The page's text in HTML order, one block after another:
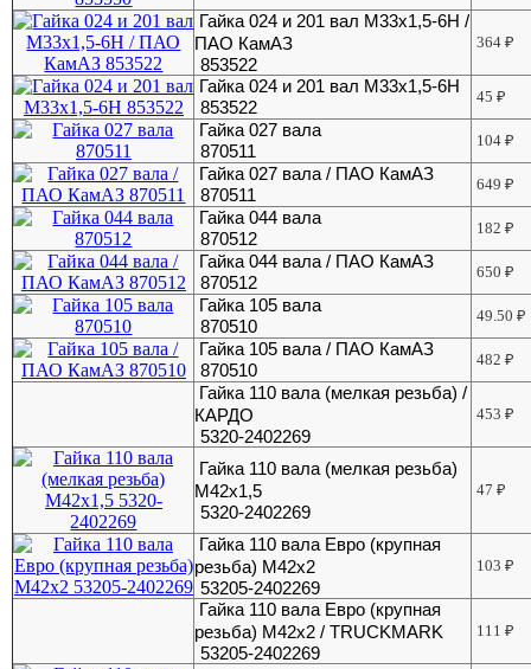
Гайка 024 и 201 вал М33х1,5-6Н /
ПАО КамАЗ
853522
364₽
Гайка 024 и 201 вал М33х1,5-6Н
853522
45₽
Гайка 027 вала
870511
104₽
Гайка 027 вала / ПАО КамАЗ
870511
649₽
Гайка 044 вала
870512
182₽
Гайка 044 вала / ПАО КамАЗ
870512
650₽
Гайка 105 вала
870510
49.50₽
Гайка 105 вала / ПАО КамАЗ
870510
482₽
Гайка 110 вала (мелкая резьба) /
КАРДО
5320-2402269
453₽
Гайка 110 вала (мелкая резьба)
М42х1,5
5320-2402269
47₽
Гайка 110 вала Евро (крупная
резьба) М42х2
53205-2402269
103₽
Гайка 110 вала Евро (крупная
резьба) М42х2 / TRUCKMARK
53205-2402269
111₽